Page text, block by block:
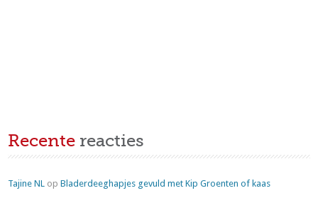
Recente reacties
Tajine NL opBladerdeeghapjes gevuld met Kip Groenten of kaas